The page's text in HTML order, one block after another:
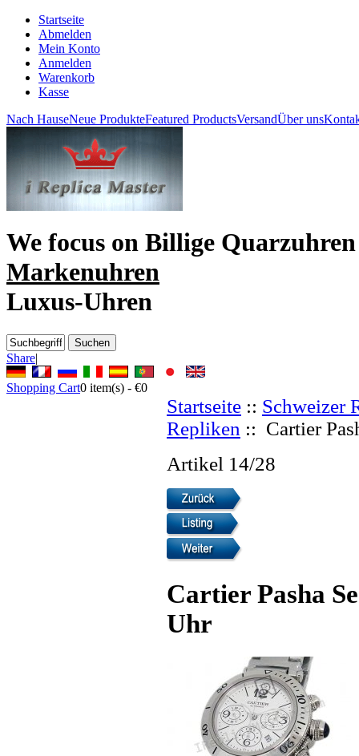
Startseite
Abmelden
Mein Konto
Anmelden
Warenkorb
Kasse
Nach HauseNeue ProdukteFeatured ProductsVersandÜber uns
We focus on Billige Quarzuhren
Markenuhren
Luxus-Uhren
Share|
Shopping Cart0 item(s) - €0
Startseite :: Schweizer
Repliken :: Cartier
Artikel 14/28
Cartier Pasha
Uhr